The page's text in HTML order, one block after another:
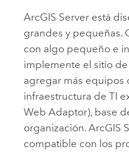
ArcGIS Server está
grandes y pequeñas.
con algo pequeño e
implemente el sitio
agregar más equipos
infraestructura de TI
Web Adaptor), base
organización.ArcGIS
compatible con los